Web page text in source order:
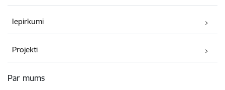
Iepirkumi
Projekti
Par mums